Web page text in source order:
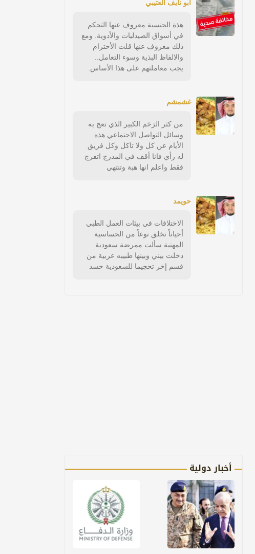
ابو نايف العتيبي
هذة الجنسية معروف عنها التحكم
في أسواق الصيدليات والأدوية. ومع
ذلك معروف عنها قلت الأحترام
والالفاظ البذية وسوء التعامل..
يجب معاملتهم على هذا الأساس.
غشمشم
من كثر الزخم الكبير الذي تعج به
وسائل التواصل الاجتماعي هذه
الأيام عن كل ولا تاكل وكل فريق
له رأي فانا أقف في المدرج اتفرج
فقط واعلم انها هبة وتنتهي
حويمد
الاختلافات في بيئات العمل الطبي
أحياناً تخلق نوعاً من الحساسية
المهنية سألت ممرضة سعودية
دخلت بيني وبينها طبيبه عربية من
قسم إخر تحجيما للسعودية حسد
أخبار دولية